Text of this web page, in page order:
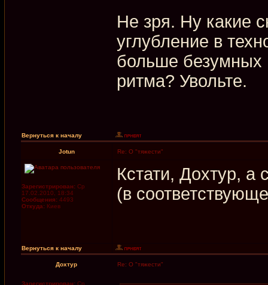
Не зря. Ну какие
углубление в
больше безумных
ритма? Увольте.
Вернуться к началу
Jotun Re: О "тяжести"
Зарегистрирован: Ср
17.02.2010, 18:34
Сообщения: 4493
Откуда: Киев
Кстати, Дохтур, а
(в
Вернуться к началу
Дохтур Re: О "тяжести"
Зарегистрирован: Ср